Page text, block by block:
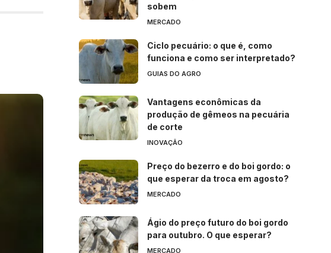
sobem
MERCADO
Ciclo pecuário: o que é, como
funciona e como ser interpretado?
GUIAS DO AGRO
Vantagens econômicas da
produção de gêmeos na pecuária
de corte
INOVAÇÃO
Preço do bezerro e do boi gordo: o
que esperar da troca em agosto?
MERCADO
Ágio do preço futuro do boi gordo
para outubro. O que esperar?
MERCADO